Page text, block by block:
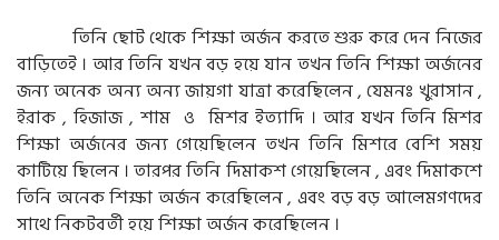
তিনি ছোট থেকে শিক্ষা অর্জন করতে শুরু করে দেন নিজের
বাড়িতেই । আর তিনি যখন বড় হয়ে যান তখন তিনি শিক্ষা অর্জনের
জন্য অনেক অন্য অন্য জায়গা যাত্রা করেছিলেন , যেমনঃ খুরাসান ,
ইরাক , হিজাজ , শাম ও মিশর ইত্যাদি । আর যখন তিনি মিশর
শিক্ষা অর্জনের জন্য গেয়েছিলেন তখন তিনি মিশরে বেশি সময়
কাটিয়ে ছিলেন । তারপর তিনি দিমাকশ গেয়েছিলেন , এবং দিমাকশে
তিনি অনেক শিক্ষা অর্জন করেছিলেন , এবং বড় বড় আলেমগণদের
সাথে নিকটবর্তী হয়ে শিক্ষা অর্জন করেছিলেন ।